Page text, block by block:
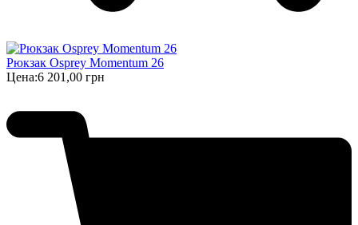
Рюкзак Osprey Momentum 26
Цена:6 201,00 грн